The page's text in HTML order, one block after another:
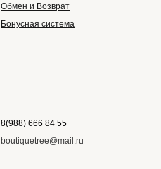
8(988) 666 84 55
boutiquetree@mail.ru
Обмен и Возврат
Бонусная система